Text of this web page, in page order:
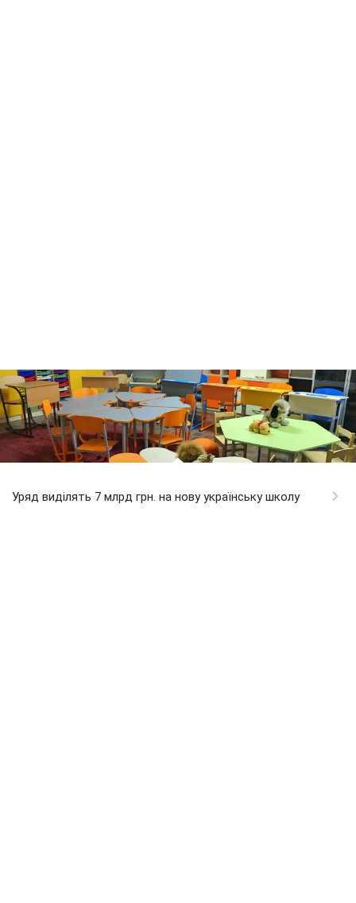
Уряд виділять 7 млрд грн. на нову українську школу